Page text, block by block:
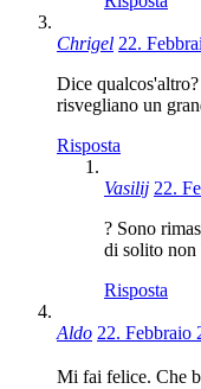
Chrigel 22.
Dice
risvegliano un
Risposta
Vasilij 22.
? Sono
di solito non
Risposta
Aldo 22. Febbraio
Mi fai felice. Che